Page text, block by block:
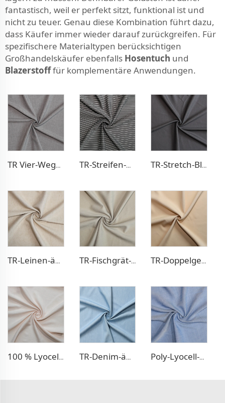
fantastisch, weil er perfekt sitzt, funktional ist und
nicht zu teuer. Genau diese Kombination führt dazu,
dass Käufer immer wieder darauf zurückgreifen. Für
spezifischere Materialtypen berücksichtigen
Großhandelskäufer ebenfalls Hosentuch und
Blazerstofffür komplementäre Anwendungen.
TR Vier-Wege-Stretch-Hosenstoff TR-Streifen-Optik Hosenstoff TR-Stretch-Blazerstoff
TR-Leinen-ähnlicher Blazerstoff TR-Fischgrät-Optik Blazerstoff TR-Doppelgewebe-Kleidstoff
100 % Lyocell Leinen-ähnlicher Kleidstoff TR-Denim-ähnlicher Stoff Poly-Lyocell-Denim-ähnliches Gewebe